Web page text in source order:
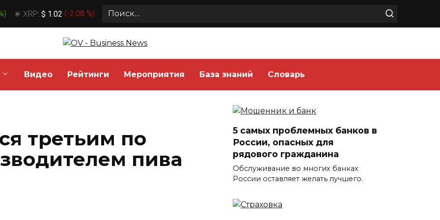
) XRP: $ 1.02 (-2.08 %)
Search
Видео Рейтинги Мероприятия База знаний Словарь
третьим по
пива
5 самых проблемных банков в
России, опасных для
рядового гражданина
Обслуживание во многих банках
России оставляет желать лучшего.